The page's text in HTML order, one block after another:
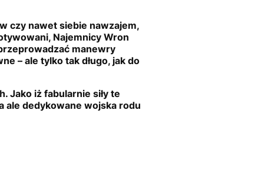
czy nawet siebie nawzajem,
Najemnicy Wron
manewry
– ale tylko tak długo, jak do
Jako iż fabularnie siły te
ale dedykowane wojska rodu